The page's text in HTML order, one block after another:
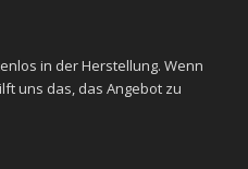
in der Herstellung. Wenn
uns das, das Angebot zu